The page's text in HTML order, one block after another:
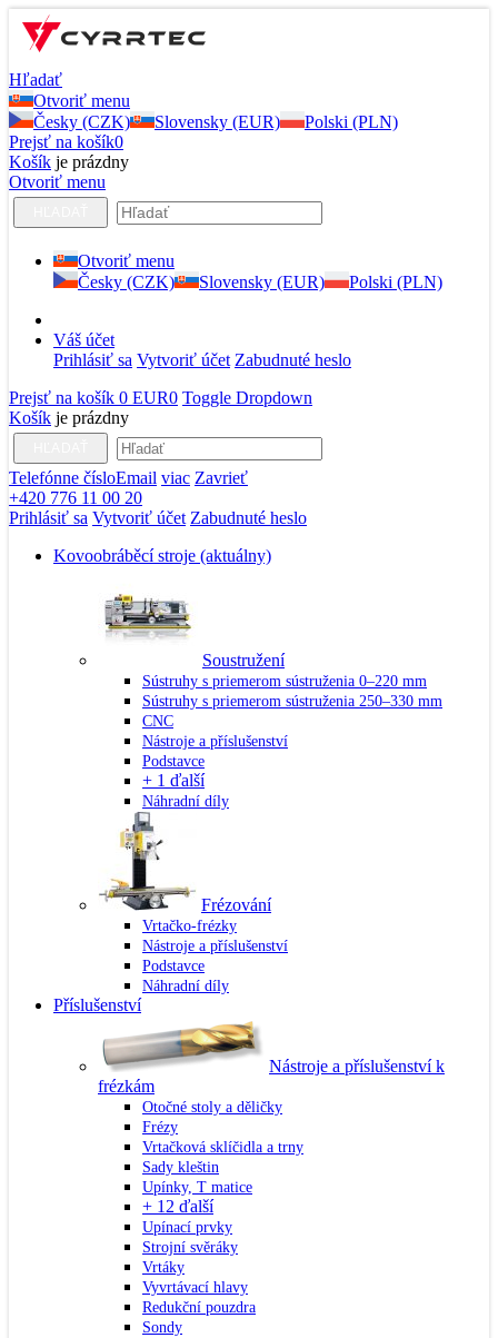
Hľadať
Otvoriť menu
Česky (CZK)
Slovensky (EUR)
Polski (PLN)
Prejsť na košík0
Košík je prázdny
Otvoriť menu
Otvoriť menu
Česky (CZK)
Slovensky (EUR) Polski (PLN)
Váš účet
Prihlásiť sa Vytvoriť účet Zabudnuté heslo
Prejsť na košík 0 EUR0 Toggle Dropdown
Košík je prázdny
Telefónne čísloEmail viac Zavrieť
+420 776 11 00 20
Prihlásiť sa Vytvoriť účet Zabudnuté heslo
Kovoobráběcí stroje (aktuálny)
Soustružení
Sústruhy s priemerom sústruženia 0–220 mm
Sústruhy s priemerom sústruženia 250–330 mm
CNC
Nástroje a příslušenství
Podstavce
+ 1 ďalší
Náhradní díly
Frézování
Vrtačko-frézky
Nástroje a příslušenství
Podstavce
Náhradní díly
Příslušenství
Nástroje a příslušenství k
frézkám
Otočné stoly a děličky
Frézy
Vrtačková sklíčidla a trny
Sady kleštin
Upínky, T matice
+ 12 ďalší
Upínací prvky
Strojní svěráky
Vrtáky
Vyvrtávací hlavy
Redukční pouzdra
Sondy